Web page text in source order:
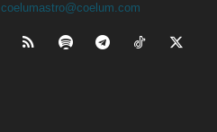
coelumastro@coelum.com